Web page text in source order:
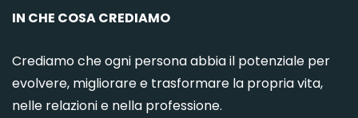
IN CHE COSA CREDIAMO
Crediamo che ogni persona abbia il potenziale per
evolvere, migliorare e trasformare la propria vita,
nelle relazioni e nella professione.